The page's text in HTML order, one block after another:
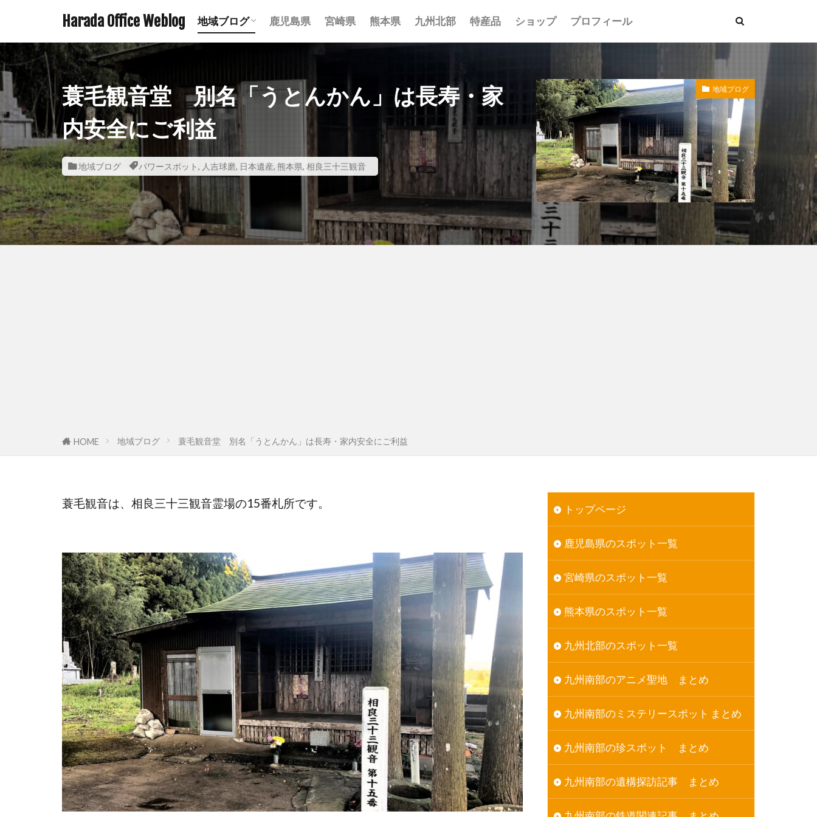
Harada Office Weblog 地域ブログ
ミステリースポット まとめ
鹿児島県 宮崎県 熊本県 九州北部 特産品 ショップ プロフィール
蓑毛観音堂 別名「うとんかん」は長寿・家
内安全にご利益
地域ブログ パワースポット, 人吉球磨, 日本遺産, 熊本県, 相良三十三観音
地域ブログ
HOME 地域ブログ 蓑毛観音堂 別名「うとんかん」は長寿・家内安全にご利益
蓑毛観音は、相良三十三観音霊場の15番札所です。 トップページ
鹿児島県のスポット一覧
宮崎県のスポット一覧
熊本県のスポット一覧
九州北部のスポット一覧
九州南部のアニメ聖地 まとめ
九州南部のミステリースポット まとめ
九州南部の珍スポット まとめ
九州南部の遺構探訪記事 まとめ